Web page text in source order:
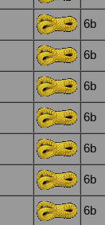
6b
6b
6b
6b
6b
6b
6b